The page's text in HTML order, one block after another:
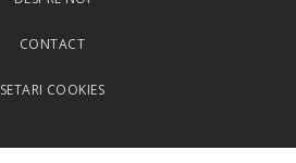
CONTACT
SETARI COOKIES